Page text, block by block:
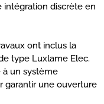
intégration discrète en
ont inclus la
type Luxlame Elec.
à un système
garantir une ouverture